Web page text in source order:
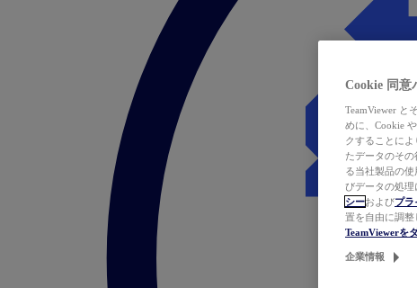
Cookie 同意
TeamViewer と
めに、Cookie
クすることに
たデータのそ
る当社製品の
びデータの処
シーおよびプラ
置を自由に調整
TeamViewerを
企業情報